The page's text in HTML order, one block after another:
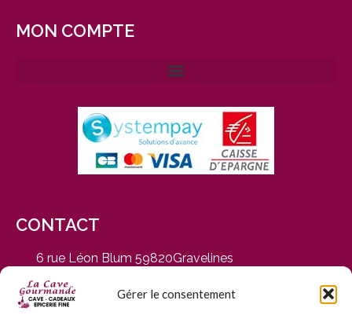
Gérer le consentement
MON COMPTE
CONTACT
6 rue Léon Blum 59820Gravelines
du Mardi au Samedi, de 9h30 à 12h30 et de 14h30 à
19h
03 28 65 01 92